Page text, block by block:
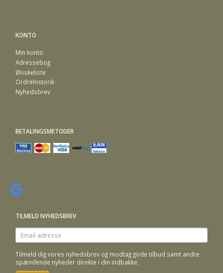
KONTO
Min konto
Adressebog
Ønskeliste
Ordrehistorik
Nyhedsbrev
BETALINGSMETODER
TILMELD NYHEDSBREV
Email-
adresse
Tilmeld dig vores nyhedsbrev og modtag gode tilbud samt andre
spændende nyheder direkte i din indbakke.